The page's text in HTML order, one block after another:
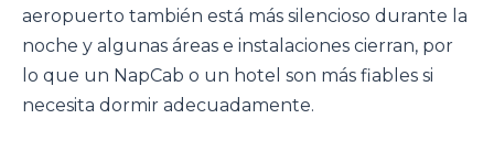
aeropuerto también está más silencioso durante la
noche y algunas áreas e instalaciones cierran, por
lo que un NapCab o un hotel son más fiables si
necesita dormir adecuadamente.